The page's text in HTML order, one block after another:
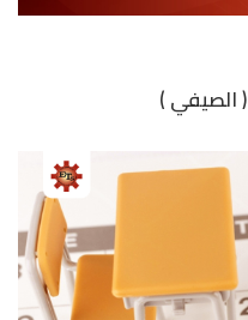
الصيفي )